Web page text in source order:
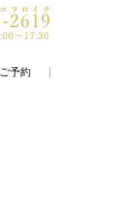
ご予約